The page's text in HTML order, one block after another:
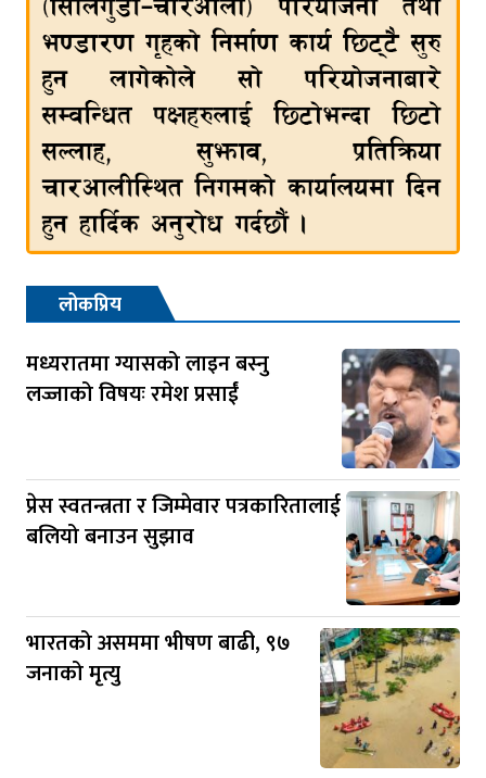
लोकप्रिय
मध्यरातमा ग्यासको लाइन बस्नु
लज्जाको विषयः रमेश प्रसाईं
प्रेस स्वतन्त्रता र जिम्मेवार पत्रकारितालाई
बलियो बनाउन सुझाव
भारतको असममा भीषण बाढी, ९७
जनाको मृत्यु